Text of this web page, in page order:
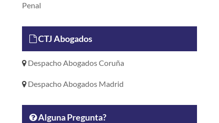
Penal
CTJ Abogados
Despacho Abogados Coruña
Despacho Abogados Madrid
Alguna Pregunta?